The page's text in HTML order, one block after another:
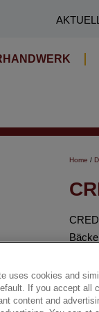
Home /
und
✔
uses cookies and
If you accept all
content and